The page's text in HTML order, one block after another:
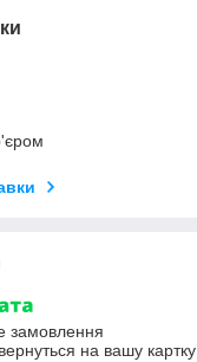
замовлення
на вашу картку